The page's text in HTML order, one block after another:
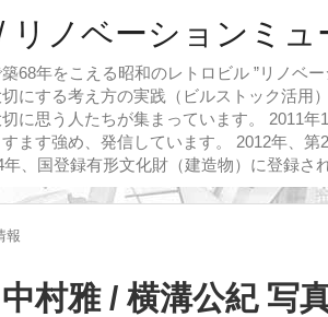
68年をこえる昭和のレトロビル ”リノベ
にする考え方の実践（ビルストック活用
に思う人たちが集まっています。 2011
ます強め、発信しています。 2012年、
、国登録有形文化財（建造物）に登録さ
報
中村雅 / 横溝公紀